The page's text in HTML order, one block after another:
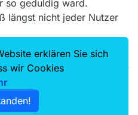
so geduldig ward.
längst nicht jeder Nutzer
erklären Sie sich
wir Cookies